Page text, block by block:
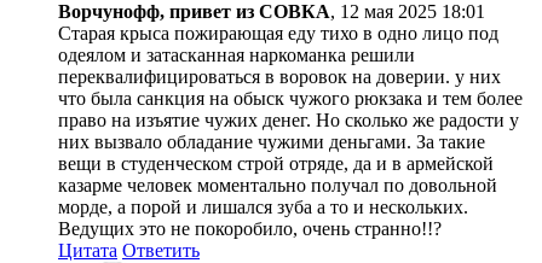
Ворчунофф, привет из СОВКА, 12 мая 2025 18:01
Старая крыса пожирающая еду тихо в одно лицо под
одеялом и затасканная наркоманка решили
переквалифицироваться в воровок на доверии. у них
что была санкция на обыск чужого рюкзака и тем более
право на изъятие чужих денег. Но сколько же радости у
них вызвало обладание чужими деньгами. За такие
вещи в студенческом строй отряде, да и в армейской
казарме человек моментально получал по довольной
морде, а порой и лишался зуба а то и нескольких.
Ведущих это не покоробило, очень странно!!?
Цитата Ответить